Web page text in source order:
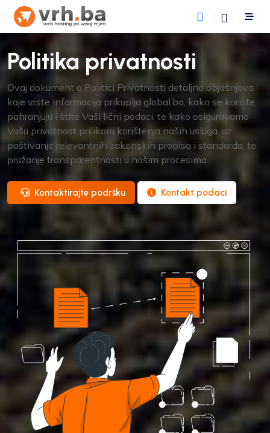
Politika privatnosti
Ovaj dokument o Politici Privatnosti detaljno objašnjava
koje vrste informacija prikuplja global.ba, kako se koriste,
pohranjuju i štite Vaši lični podaci, te kako osiguravamo
Vašu privatnost prilikom korištenja naših usluga, uz
poštivanje relevantnih zakonskih propisa i standarda, te
pružanje transparentnosti u našim procesima.
Kontaktirajte podršku Kontakt podaci